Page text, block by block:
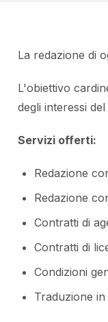
La redazione di
L'obiettivo
degli interessi
Servizi offerti:
Redazione
Redazione
Contratti di
Contratti di
Condizioni
Traduzione